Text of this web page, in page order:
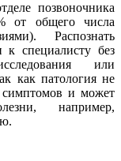
позвоночника
от общего числа
Распознать
к специалисту без
или
как патология не
симптомов и может
например,